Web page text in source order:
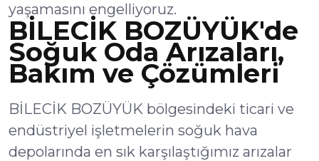
yaşamasını engelliyoruz.
BİLECİK BOZÜYÜK'de
Soğuk Oda Arızaları,
Bakım ve Çözümleri
BİLECİK BOZÜYÜK bölgesindeki ticari ve
endüstriyel işletmelerin soğuk hava
depolarında en sık karşılaştığımız arızalar